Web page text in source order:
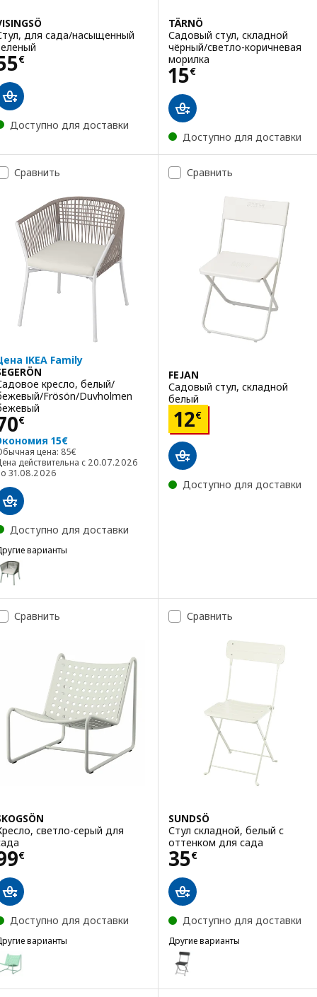
для сада/насыщенный
€ 55€
Доступно для доставки
TÄRNÖ
Садовый стул, складной
чёрный/светло-коричневая
морилка
15€
Цена 15€
Доступно для доставки
Сравнить
IKEA Family
кресло, белый/
Frösön/Duvholmen
€ 70€
15€
цена: 85€
Обычная цена: 85€
действительна с 20.07.2026
31.08.2026
Доступно для доставки
варианты
SEGERÖN, Садовое кресло, темно-зеленый/Frösön/
Сравнить
FEJAN
Садовый стул, складной
белый
12€
Цена 12€
Доступно для доставки
Сравнить
светло-серый для
€ 99€
Доступно для доставки
варианты
SKOGSÖN, Кресло, светло-зеленый для сада
Сравнить
SUNDSÖ
Стул складной, белый с
оттенком для сада
35€
Цена 35€
Доступно для доставки
Другие варианты
SUNDSÖ
Вариант: SUNDSÖ, Стул
Вариант: SUNDSÖ, Стул